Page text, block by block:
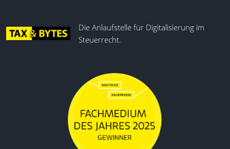
Die Anlaufstelle für Digitalisierung im
Steuerrecht.